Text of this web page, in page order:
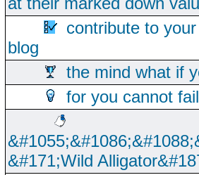
contribute to
blog
the mind what if
for you cannot
&#171;Wild